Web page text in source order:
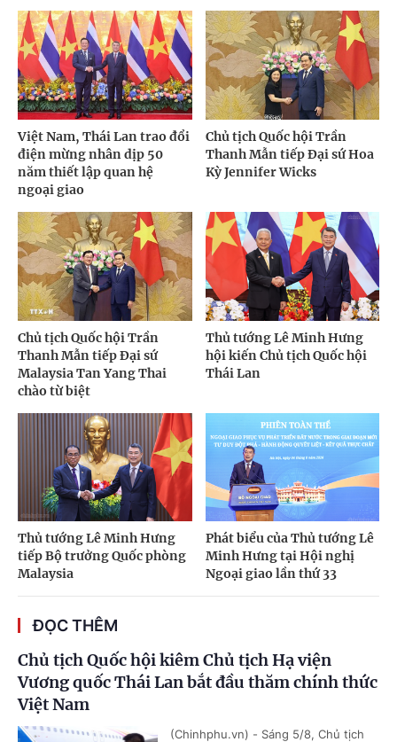
Việt Nam, Thái Lan trao đổi
điện mừng nhân dịp 50
năm thiết lập quan hệ
ngoại giao
Chủ tịch Quốc hội Trần
Thanh Mẫn tiếp Đại sứ Hoa
Kỳ Jennifer Wicks
Chủ tịch Quốc hội Trần
Thanh Mẫn tiếp Đại sứ
Malaysia Tan Yang Thai
chào từ biệt
Thủ tướng Lê Minh Hưng
hội kiến Chủ tịch Quốc hội
Thái Lan
Thủ tướng Lê Minh Hưng
tiếp Bộ trưởng Quốc phòng
Malaysia
Phát biểu của Thủ tướng Lê
Minh Hưng tại Hội nghị
Ngoại giao lần thứ 33
ĐỌC THÊM
Chủ tịch Quốc hội kiêm Chủ tịch Hạ viện
Vương quốc Thái Lan bắt đầu thăm chính thức
Việt Nam
(Chinhphu.vn) - Sáng 5/8, Chủ tịch